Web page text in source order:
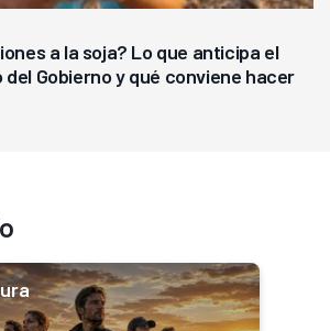
a la soja? Lo que anticipa el
Gobierno y qué conviene hacer